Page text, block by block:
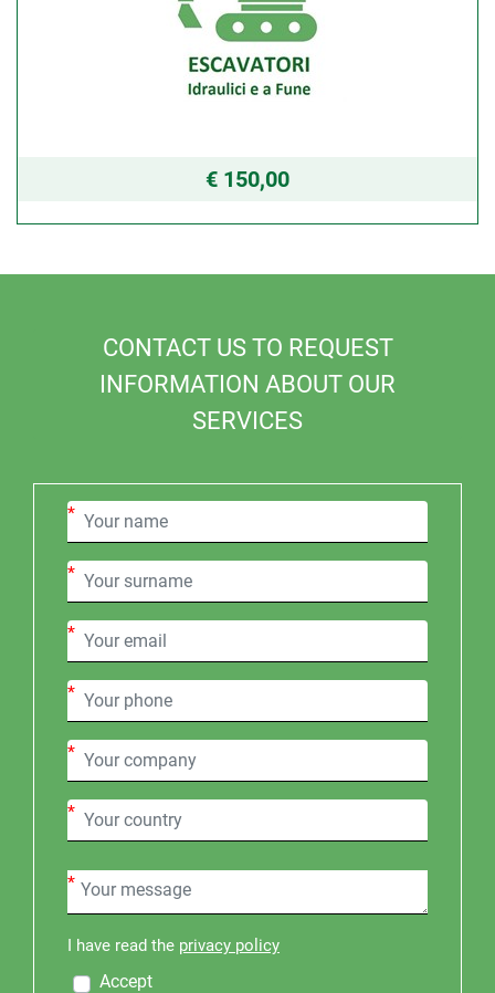
€ 150,00
CONTACT US TO REQUEST
INFORMATION ABOUT OUR
SERVICES
*
*
*
*
*
*
*
I have read the privacy policy
Accept